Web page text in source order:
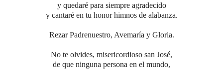
y quedaré para siempre agradecido
y cantaré en tu honor himnos de alabanza.
Rezar Padrenuestro, Avemaría y Gloria.
No te olvides, misericordioso san José,
de que ninguna persona en el mundo,